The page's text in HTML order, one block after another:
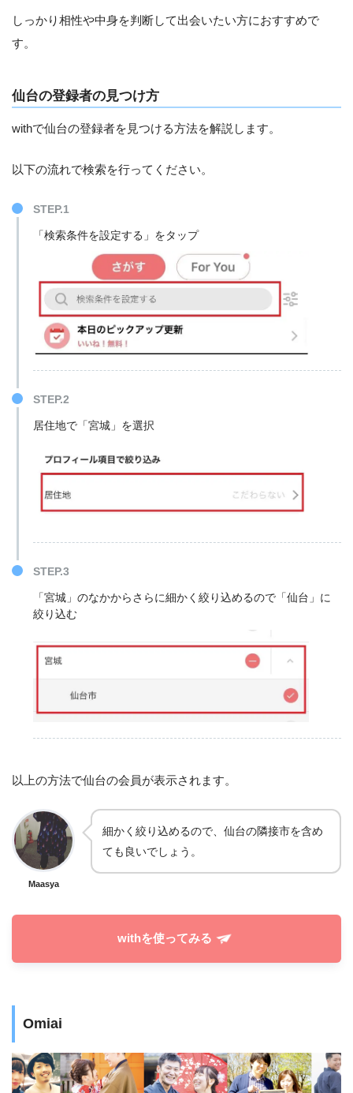
しっかり相性や中身を判断して出会いたい方におすすめで
す。
仙台の登録者の見つけ方
withで仙台の登録者を見つける方法を解説します。
以下の流れで検索を行ってください。
STEP.1
「検索条件を設定する」をタップ
STEP.2
居住地で「宮城」を選択
STEP.3
「宮城」のなかからさらに細かく絞り込めるので「仙台」に
絞り込む
以上の方法で仙台の会員が表示されます。
Maasya
細かく絞り込めるので、仙台の隣接市を含め
ても良いでしょう。
withを使ってみる
Omiai